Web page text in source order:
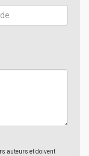
auteurs et doivent